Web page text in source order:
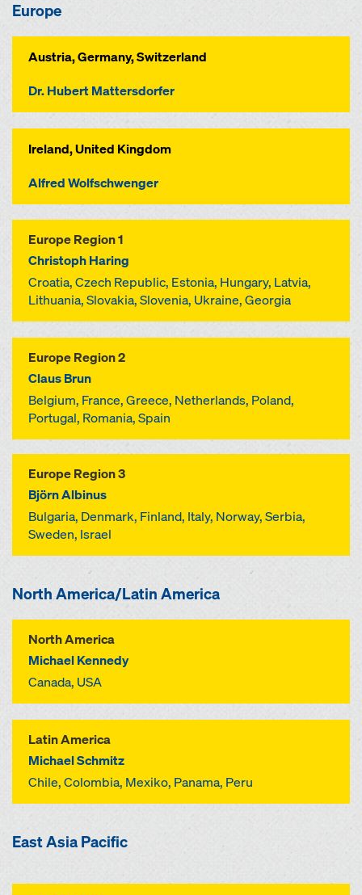
Europe
Austria, Germany, Switzerland
Dr. Hubert Mattersdorfer
Ireland, United Kingdom
Alfred Wolfschwenger
Europe Region 1
Christoph Haring
Croatia, Czech Republic, Estonia, Hungary, Latvia,
Lithuania, Slovakia, Slovenia, Ukraine, Georgia
Europe Region 2
Claus Brun
Belgium, France, Greece, Netherlands, Poland,
Portugal, Romania, Spain
Europe Region 3
Björn Albinus
Bulgaria, Denmark, Finland, Italy, Norway, Serbia,
Sweden, Israel
North America/Latin America
North America
Michael Kennedy
Canada, USA
Latin America
Michael Schmitz
Chile, Colombia, Mexiko, Panama, Peru
East Asia Pacific